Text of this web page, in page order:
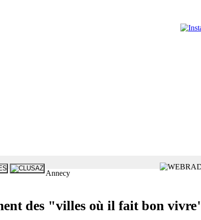
Annecy
des "villes où il fait bon